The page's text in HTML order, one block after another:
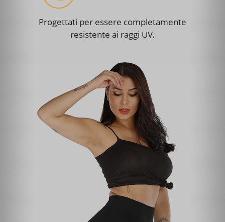
Progettati per essere completamente
resistente ai raggi UV.